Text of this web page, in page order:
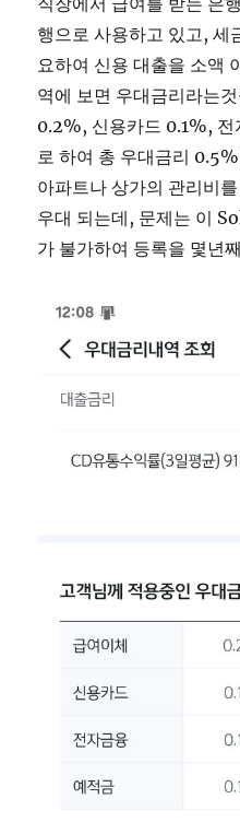
행으로 사용하고 있고, 세
요하여 신용 대출을 소액
역에 보면 우대금리라는
0.2%, 신용카드 0.1%,
로 하여 총 우대금리
아파트나 상가의 관리비
우대 되는데, 문제는 이
가 불가하여 등록을 몇년